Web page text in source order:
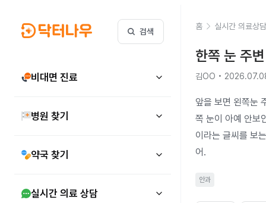
검색
비대면 진료
병원 찾기
약국 찾기
실시간 의료 상담
홈 실시간 의료상담
한쪽 눈 주
김OO •
앞을 보면 왼쪽눈
쪽 눈이 아예 안보
이라는 글씨를 보
어.
안과